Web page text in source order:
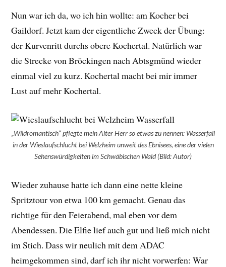
Nun war ich da, wo ich hin wollte: am Kocher bei
Gaildorf. Jetzt kam der eigentliche Zweck der Übung:
der Kurvenritt durchs obere Kochertal. Natürlich war
die Strecke von Bröckingen nach Abtsgmünd wieder
einmal viel zu kurz. Kochertal macht bei mir immer
Lust auf mehr Kochertal.
„Wildromantisch“ pflegte mein Alter Herr so etwas zu nennen: Wasserfall
in der Wieslaufschlucht bei Welzheim unweit des Ebnisees, eine der vielen
Sehenswürdigkeiten im Schwäbischen Wald (Bild: Autor)
Wieder zuhause hatte ich dann eine nette kleine
Spritztour von etwa 100 km gemacht. Genau das
richtige für den Feierabend, mal eben vor dem
Abendessen. Die Elfie lief auch gut und ließ mich nicht
im Stich. Dass wir neulich mit dem ADAC
heimgekommen sind, darf ich ihr nicht vorwerfen: War